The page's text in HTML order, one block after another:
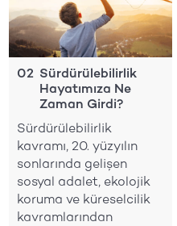
02 Sürdürülebilirlik
Hayatımıza Ne
Zaman Girdi?
Sürdürülebilirlik
kavramı, 20. yüzyılın
sonlarında gelişen
sosyal adalet, ekolojik
koruma ve küreselcilik
kavramlarından